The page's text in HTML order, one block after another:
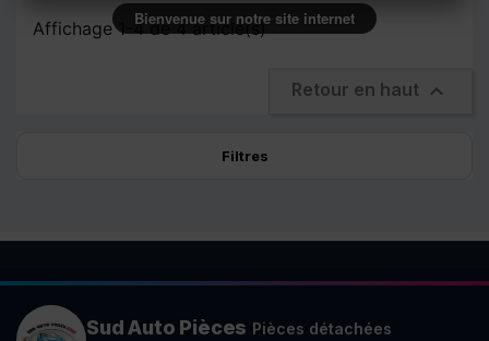
Affichage 1-4 de 4 article(s)
Retour en haut 
Filtres
Sud Auto Pièces Pièces détachées
Bienvenue sur notre site internet